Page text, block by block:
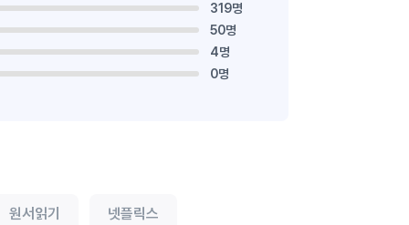
319명
50명
4명
0명
원서읽기 넷플릭스